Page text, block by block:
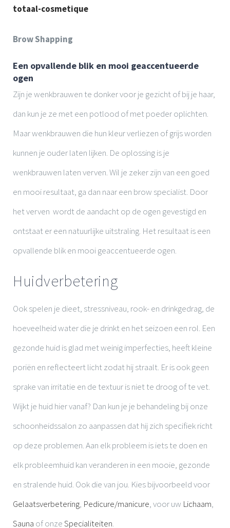
totaal-cosmetique
Brow Shapping
Een opvallende blik en mooi geaccentueerde
ogen
Zijn je wenkbrauwen te donker voor je gezicht of bij je haar,
dan kun je ze met een potlood of met poeder oplichten.
Maar wenkbrauwen die hun kleur verliezen of grijs worden
kunnen je ouder laten lijken. De oplossing is je
wenkbrauwen laten verven. Wil je zeker zijn van een goed
en mooi resultaat, ga dan naar een brow specialist. Door
het verven wordt de aandacht op de ogen gevestigd en
ontstaat er een natuurlijke uitstraling. Het resultaat is een
opvallende blik en mooi geaccentueerde ogen.
Huidverbetering
Ook spelen je dieet, stressniveau, rook- en drinkgedrag, de
hoeveelheid water die je drinkt en het seizoen een rol. Een
gezonde huid is glad met weinig imperfecties, heeft kleine
poriën en reflecteert licht zodat hij straalt. Er is ook geen
sprake van irritatie en de textuur is niet te droog of te vet.
Wijkt je huid hier vanaf? Dan kun je je behandeling bij onze
schoonheidssalon zo aanpassen dat hij zich specifiek richt
op deze problemen. Aan elk probleem is iets te doen en
elk probleemhuid kan veranderen in een mooie, gezonde
en stralende huid. Ook die van jou. Kies bijvoorbeeld voor
Gelaatsverbetering, Pedicure/manicure, voor uw Lichaam,
Sauna of onzeSpecialiteiten.